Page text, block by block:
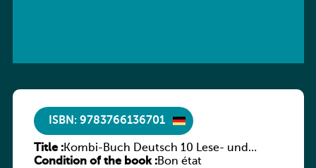
ISBN: 9783766136701
Title :Kombi-Buch Deutsch 10 Lese- und
Sprachbuch
Condition of the book :Bon état